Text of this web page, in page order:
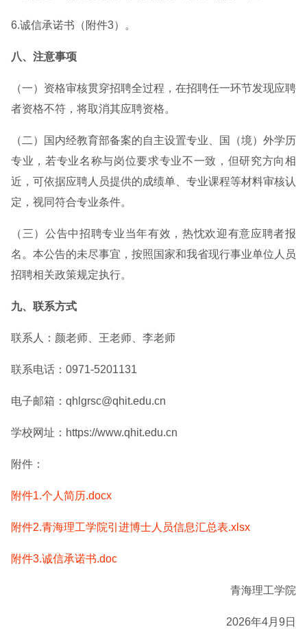
6.诚信承诺书（附件3）。
八、注意事项
（一）资格审核贯穿招聘全过程，在招聘任一环节发现应聘
者资格不符，将取消其应聘资格。
（二）国内经教育部备案的自主设置专业、国（境）外学历
专业，若专业名称与岗位要求专业不一致，但研究方向相
近，可依据应聘人员提供的成绩单、专业课程等材料审核认
定，视同符合专业条件。
（三）公告中招聘专业当年有效，热忱欢迎有意应聘者报
名。本公告的未尽事宜，按照国家和我省现行事业单位人员
招聘相关政策规定执行。
九、联系方式
联系人：颜老师、王老师、李老师
联系电话：0971-5201131
电子邮箱：qhlgrsc@qhit.edu.cn
学校网址：https://www.qhit.edu.cn
附件：
附件1.个人简历.docx
附件2.青海理工学院引进博士人员信息汇总表.xlsx
附件3.诚信承诺书.doc
青海理工学院
2026年4月9日